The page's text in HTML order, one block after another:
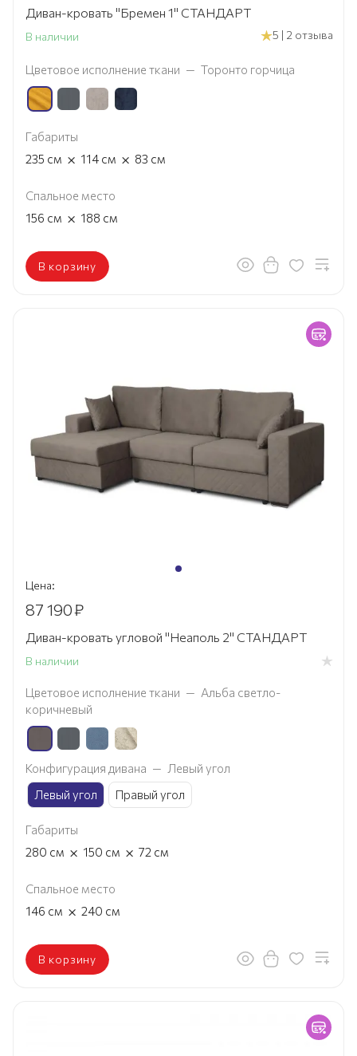
Диван-кровать "Бремен 1" СТАНДАРТ
В наличии 5 | 2 отзыва
Цветовое исполнение ткани — Торонто горчица
Габариты
235 см × 114 см × 83 см
Спальное место
156 см × 188 см
В корзину
Цена:
87 190₽
Диван-кровать угловой "Неаполь 2" СТАНДАРТ
В наличии
Цветовое исполнение ткани — Альба светло-
коричневый
Конфигурация дивана — Левый угол
Левый угол
Правый угол
Габариты
280 см × 150 см × 72 см
Спальное место
146 см × 240 см
В корзину